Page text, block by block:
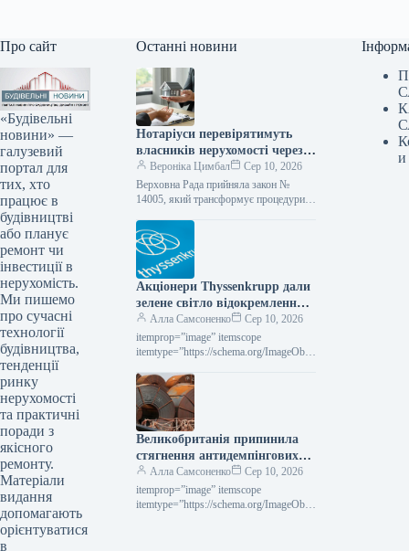
Про сайт
«Будівельні
новини» —
галузевий
портал для
тих, хто
працює в
будівництві
або планує
ремонт чи
інвестиції в
нерухомість.
Ми пишемо
про сучасні
технології
будівництва,
тенденції
ринку
нерухомості
та практичні
поради з
якісного
ремонту.
Матеріали
видання
допомагають
орієнтуватися
в
Останні новини
Нотаріуси перевірятимуть
власників нерухомості через
базу даних боржників: коли
угоду може бути скасовано
Вероніка Цимбал
Сер 10, 2026
Верховна Рада прийняла закон №
14005, який трансформує процедури
Починаючи з жовтня, нотаріуси
та державні реєстратори будуть
автоматично звіряти продавців
через…
Акціонери Thyssenkrupp дали
зелене світло відокремленню
підрозділу з обробки
матеріалів.
Алла Самсоненко
Сер 10, 2026
itemprop=”image” itemscope
itemtype=”https://schema.org/ImageObje
ThyssenKrupp Новини Компанії
Thyssenkrupp Роздрукувати 90 10
Серпня 2026 Акціонери Thyssenkrupp
схвалили відокремлення підрозділу,
що…
Великобританія припинила
стягнення антидемпінгових
податків на холоднокатаний
листовий прокат з Китаю та
Росії.
Алла Самсоненко
Сер 10, 2026
itemprop=”image” itemscope
itemtype=”https://schema.org/ImageObje
и